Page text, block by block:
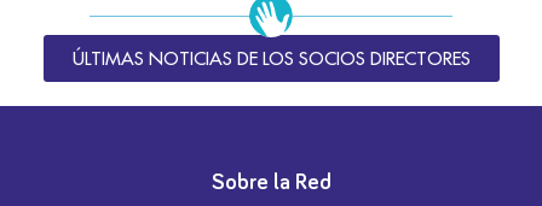
ÚLTIMAS NOTICIAS DE LOS SOCIOS DIRECTORES
Sobre la Red